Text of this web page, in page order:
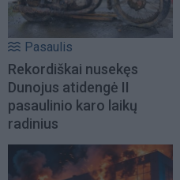
Pasaulis
Rekordiškai nusekęs
Dunojus atidengė II
pasaulinio karo laikų
radinius